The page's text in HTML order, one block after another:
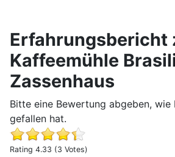
Erfahrungsbericht
Kaffeemühle
Zassenhaus
Bitte eine Bewertung abgeben, wie
gefallen hat.
Rating 4.33 (3 Votes)